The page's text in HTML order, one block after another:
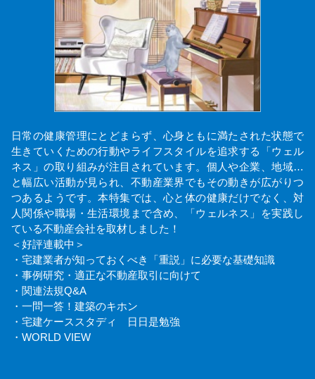
日常の健康管理にとどまらず、心身ともに満たされた状態で
生きていくための行動やライフスタイルを追求する「ウェル
ネス」の取り組みが注目されています。個人や企業、地域…
と幅広い活動が見られ、不動産業界でもその動きが広がりつ
つあるようです。本特集では、心と体の健康だけでなく、対
人関係や職場・生活環境まで含め、「ウェルネス」を実践し
ている不動産会社を取材しました！
＜好評連載中＞
・宅建業者が知っておくべき「重説」に必要な基礎知識
・事例研究・適正な不動産取引に向けて
・関連法規Q&A
・一問一答！建築のキホン
・宅建ケーススタディ 日日是勉強
・WORLD VIEW